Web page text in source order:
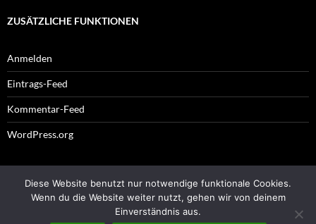
ZUSÄTZLICHE FUNKTIONEN
Anmelden
Eintrags-Feed
Kommentar-Feed
WordPress.org
Impressum
Diese Website benutzt nur notwendige funktionale Cookies.
Wenn du die Website weiter nutzt, gehen wir von deinem
Einverständnis aus.